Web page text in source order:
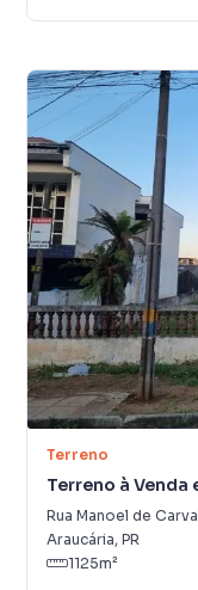
Terreno
Terreno à Venda
Rua Manoel de
Araucária, PR
1125m²